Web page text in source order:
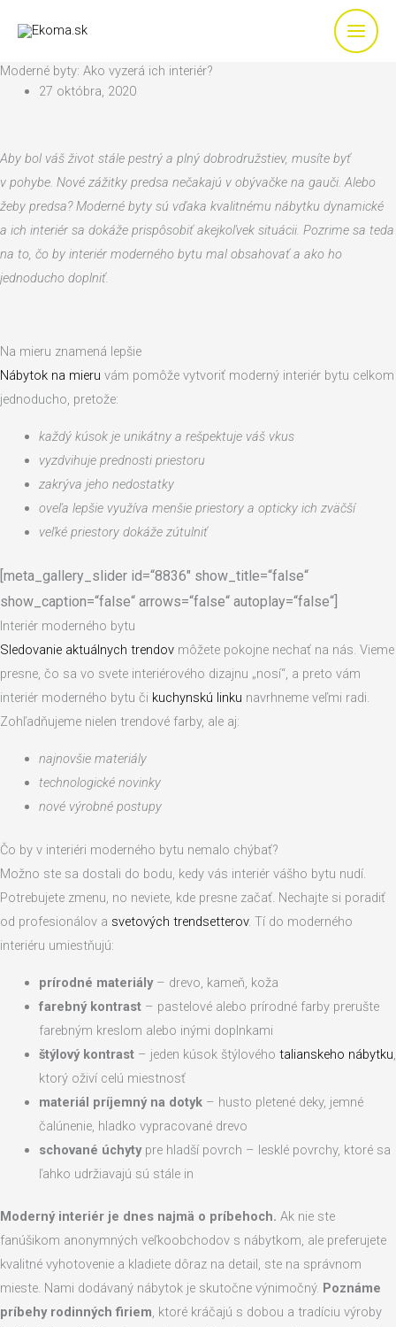
Moderné byty: Ako vyzerá ich interiér?
27 októbra, 2020
Aby bol váš život stále pestrý a plný dobrodružstiev, musíte byť
v pohybe. Nové zážitky predsa nečakajú v obývačke na gauči. Alebo
žeby predsa? Moderné byty sú vďaka kvalitnému nábytku dynamické
a ich interiér sa dokáže prispôsobiť akejkoľvek situácii. Pozrime sa teda
na to, čo by interiér moderného bytu mal obsahovať a ako ho
jednoducho doplniť.
Na mieru znamená lepšie
Nábytok na mieru vám pomôže vytvoriť moderný interiér bytu celkom
jednoducho, pretože:
každý kúsok je unikátny a rešpektuje váš vkus
vyzdvihuje prednosti priestoru
zakrýva jeho nedostatky
oveľa lepšie využíva menšie priestory a opticky ich zväčší
veľké priestory dokáže zútulniť
[meta_gallery_slider id=“8836″ show_title=“false“
show_caption=“false“ arrows=“false“ autoplay=“false“]
Interiér moderného bytu
Sledovanie aktuálnych trendov môžete pokojne nechať na nás. Vieme
presne, čo sa vo svete interiérového dizajnu „nosí“, a preto vám
interiér moderného bytu či kuchynskú linku navrhneme veľmi radi.
Zohľadňujeme nielen trendové farby, ale aj:
najnovšie materiály
technologické novinky
nové výrobné postupy
Čo by v interiéri moderného bytu nemalo chýbať?
Možno ste sa dostali do bodu, kedy vás interiér vášho bytu nudí.
Potrebujete zmenu, no neviete, kde presne začať. Nechajte si poradiť
od profesionálov a svetových trendsetterov. Tí do moderného
interiéru umiestňujú:
prírodné materiály– drevo, kameň, koža
farebný kontrast– pastelové alebo prírodné farby prerušte
farebným kreslom alebo inými doplnkami
štýlový kontrast– jeden kúsok štýlového talianskeho nábytku
ktorý oživí celú miestnosť
materiál príjemný na dotyk– husto pletené deky, jemné
čalúnenie, hladko vypracované drevo
schované úchytypre hladší povrch – lesklé povrchy, ktoré sa
ľahko udržiavajú sú stále in
Moderný interiér je dnes najmä o príbehoch. Ak nie ste
fanúšikom anonymných veľkoobchodov s nábytkom, ale preferujete
kvalitné vyhotovenie a kladiete dôraz na detail, ste na správnom
mieste. Nami dodávaný nábytok je skutočne výnimočný. Poznáme
príbehy rodinných firiem, ktoré kráčajú s dobou a tradíciu výroby